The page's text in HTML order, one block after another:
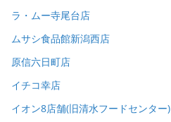
ラ・ムー寺尾台店
ムサシ食品館新潟西店
原信六日町店
イチコ幸店
イオン8店舗(旧清水フードセンター)